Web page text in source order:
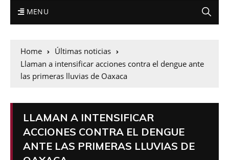
MENU
Home
Últimas noticias
Llaman a intensificar acciones contra el dengue ante
las primeras lluvias de Oaxaca
LLAMAN A INTENSIFICAR
ACCIONES CONTRA EL DENGUE
ANTE LAS PRIMERAS LLUVIAS DE